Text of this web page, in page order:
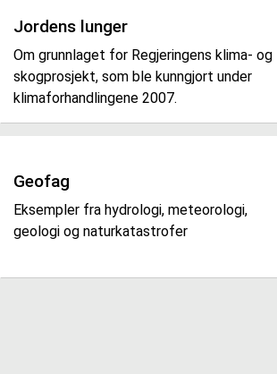
Jordens lunger
Om grunnlaget for Regjeringens klima- og
skogprosjekt, som ble kunngjort under
klimaforhandlingene 2007.
Geofag
Eksempler fra hydrologi, meteorologi,
geologi og naturkatastrofer